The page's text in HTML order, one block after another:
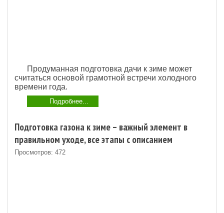
Продуманная подготовка дачи к зиме может
считаться основой грамотной встречи холодного
времени года.
Подробнее...
Подготовка газона к зиме – важный элемент в
правильном уходе, все этапы с описанием
Просмотров: 472